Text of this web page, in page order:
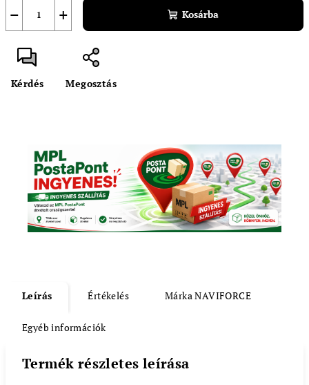
+
− Kosárba
Kérdés Megosztás
Leírás Értékelés MárkaNAVIFORCE
Egyéb információk
Termék részletes leírása